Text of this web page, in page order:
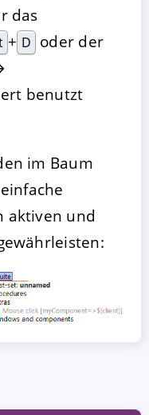
das
+ D oder der
benutzt
im Baum
aktiven und